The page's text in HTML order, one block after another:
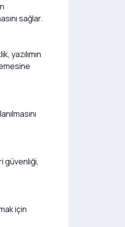
sağlar.
yazılımın
güvenliği,
için